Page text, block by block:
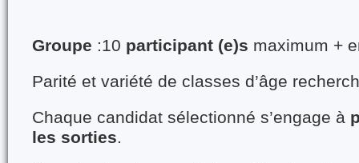
Groupe :10 participant (e)s maximum +
Parité et variété de classes d’âge
Chaque candidat sélectionné s’engage à
les sorties.